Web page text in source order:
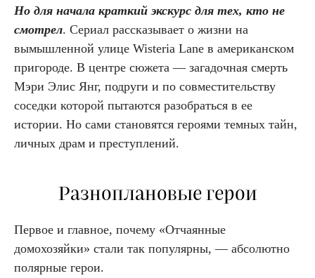
Но для начала краткий экскурс для тех, кто не
смотрел. Сериал рассказывает о жизни на
вымышленной улице Wisteria Lane в американском
пригороде. В центре сюжета — загадочная смерть
Мэри Элис Янг, подруги и по совместительству
соседки которой пытаются разобраться в ее
истории. Но сами становятся героями темных тайн,
личных драм и преступлений.
Разноплановые герои
Первое и главное, почему «Отчаянные
домохозяйки» стали так популярны, — абсолютно
полярные герои.